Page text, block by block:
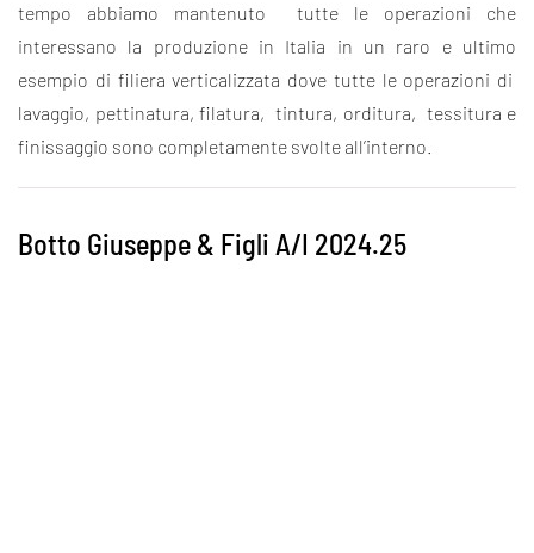
tempo abbiamo mantenuto tutte le operazioni che
interessano la produzione in Italia in un raro e ultimo
esempio di filiera verticalizzata dove tutte le operazioni di
lavaggio, pettinatura, filatura, tintura, orditura, tessitura e
finissaggio sono completamente svolte all’interno.
Botto Giuseppe & Figli A/I 2024.25